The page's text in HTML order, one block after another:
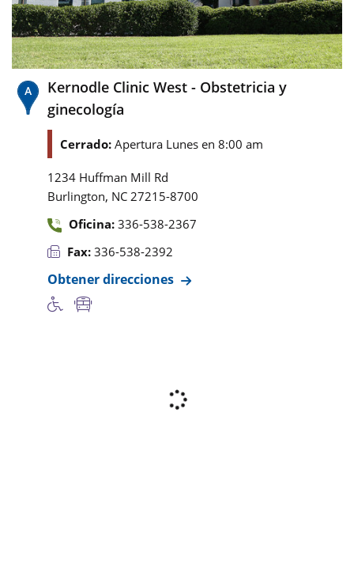
Kernodle Clinic West - Obstetricia y
ginecología
Cerrado: Apertura Lunes en 8:00 am
1234 Huffman Mill Rd
Burlington, NC 27215-8700
Oficina: 336-538-2367
Fax: 336-538-2392
Obtener direcciones